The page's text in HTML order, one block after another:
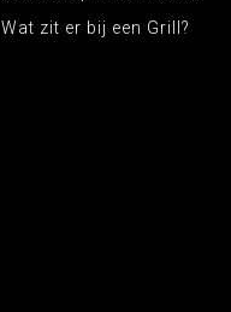
Wat zit er bij een Grill?